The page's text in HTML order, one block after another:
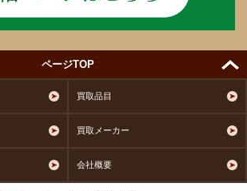
ページTOP
買取品目
買取メーカー
会社概要